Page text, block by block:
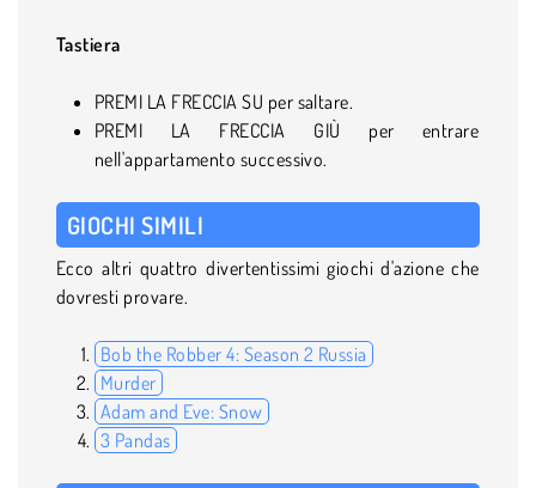
Tastiera
PREMI LA FRECCIA SU per saltare.
PREMI LA FRECCIA GIÙ per entrare
nell'appartamento successivo.
GIOCHI SIMILI
Ecco altri quattro divertentissimi giochi d'azione che
dovresti provare.
Bob the Robber 4: Season 2 Russia
Murder
Adam and Eve: Snow
3 Pandas